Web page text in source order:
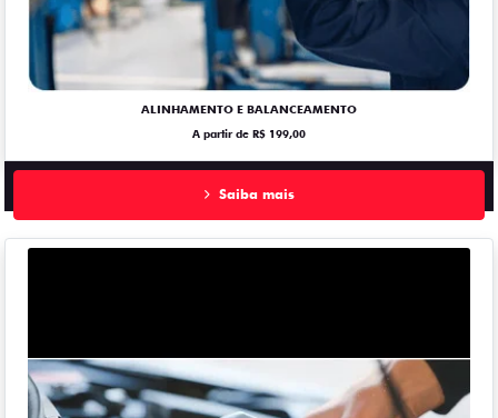
ALINHAMENTO E BALANCEAMENTO
A partir de R$ 199,00
Saiba mais